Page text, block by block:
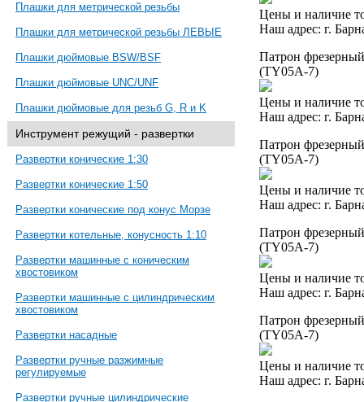
Плашки для метрической резьбы
Плашки для метрической резьбы ЛЕВЫЕ
Плашки дюймовые BSW/BSF
Плашки дюймовые UNC/UNF
Плашки дюймовые для резьб G, R и K
Инструмент режущий - развертки
Развертки конические 1:30
Развертки конические 1:50
Развертки конические под конус Морзе
Развертки котельные, конусность 1:10
Развертки машинные с коническим
хвостовиком
Развертки машинные с цилиндрическим
хвостовиком
Развертки насадные
Развертки ручные разжимные
регулируемые
Развертки ручные цилиндрические
Цены и наличие
Наш адрес: г.
Патрон
(TY05A-7)
Цены и наличие
Наш адрес: г.
Патрон
(TY05A-7)
Цены и наличие
Наш адрес: г.
Патрон
(TY05A-7)
Цены и наличие
Наш адрес: г.
Патрон
(TY05A-7)
Цены и наличие
Наш адрес: г.